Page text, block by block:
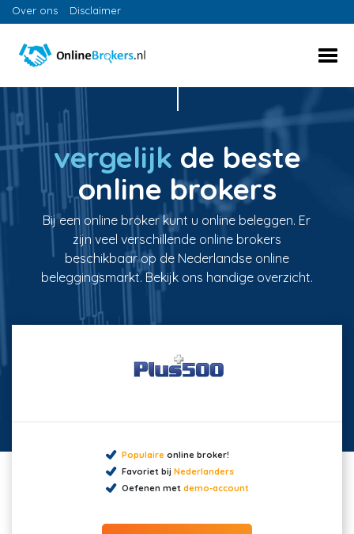
Over ons Disclaimer
vergelijk de beste
online brokers
Bij een online broker kunt u online beleggen. Er
zijn veel verschillende online brokers
beschikbaar op de Nederlandse online
beleggingsmarkt. Bekijk ons handige overzicht.
Populaireonline broker!
Favoriet bij Nederlanders
Oefenen met demo-account